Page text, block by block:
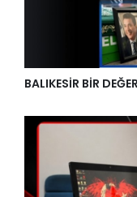
BALIKESİR BİR